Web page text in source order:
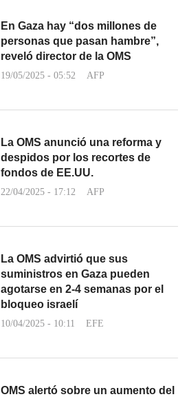
En Gaza hay “dos millones de
personas que pasan hambre”,
reveló director de la OMS
19/05/2025 - 05:52 AFP
La OMS anunció una reforma y
despidos por los recortes de
fondos de EE.UU.
22/04/2025 - 17:12 AFP
La OMS advirtió que sus
suministros en Gaza pueden
agotarse en 2-4 semanas por el
bloqueo israelí
10/04/2025 - 10:11 EFE
OMS alertó sobre un aumento del